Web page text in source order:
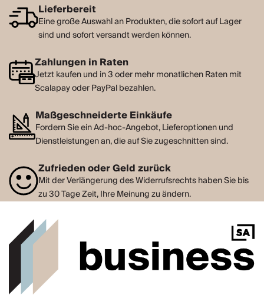
Lieferbereit
Eine große Auswahl an Produkten, die sofort auf Lager
sind und sofort versandt werden können.
Zahlungen in Raten
Jetzt kaufen und in 3 oder mehr monatlichen Raten mit
Scalapay oder PayPal bezahlen.
Maßgeschneiderte Einkäufe
Fordern Sie ein Ad-hoc-Angebot, Lieferoptionen und
Dienstleistungen an, die auf Sie zugeschnitten sind.
Zufrieden oder Geld zurück
Mit der Verlängerung des Widerrufsrechts haben Sie bis
zu 30 Tage Zeit, Ihre Meinung zu ändern.